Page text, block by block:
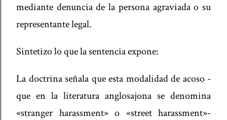
mediante denuncia de la persona agraviada o su
representante legal.
Sintetizo lo que la sentencia expone:
La doctrina señala que esta modalidad de acoso -
que en la literatura anglosajona se denomina
«stranger harassment» o «street harassment»-